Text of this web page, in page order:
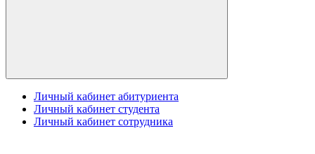
Личный кабинет абитуриента
Личный кабинет студента
Личный кабинет сотрудника